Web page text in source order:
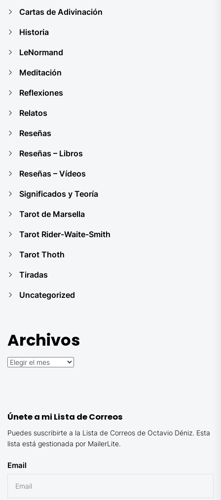
Cartas de Adivinación
Historia
LeNormand
Meditación
Reflexiones
Relatos
Reseñas
Reseñas – Libros
Reseñas – Vídeos
Significados y Teoría
Tarot de Marsella
Tarot Rider-Waite-Smith
Tarot Thoth
Tiradas
Uncategorized
Archivos
Archivos
Únete a mi Lista de Correos
Puedes suscribirte a la Lista de Correos de Octavio Déniz. Esta
lista está gestionada por MailerLite.
Email